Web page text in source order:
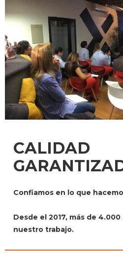
CALIDAD
Confiamos en lo que
Desde el 2017, más de
nuestro trabajo.